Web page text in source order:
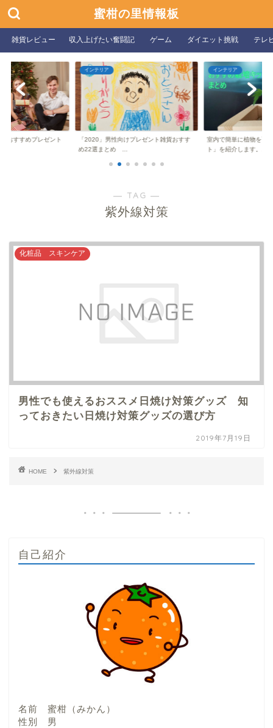
蜜柑の里情報板
雑貨レビュー 収入上げたい奮闘記 ゲーム ダイエット挑戦 テレ
おすすめプレゼント
インテリア
「2020」男性向けプレゼント雑貨おすす
め22選まとめ ...
インテリア
室内で簡単に植物を育
ト」を紹介します。...
― TAG ―
紫外線対策
化粧品 スキンケア
男性でも使えるおススメ日焼け対策グッズ 知
っておきたい日焼け対策グッズの選び方
2019年7月19日
HOME 紫外線対策
自己紹介
名前 蜜柑（みかん）
性別 男